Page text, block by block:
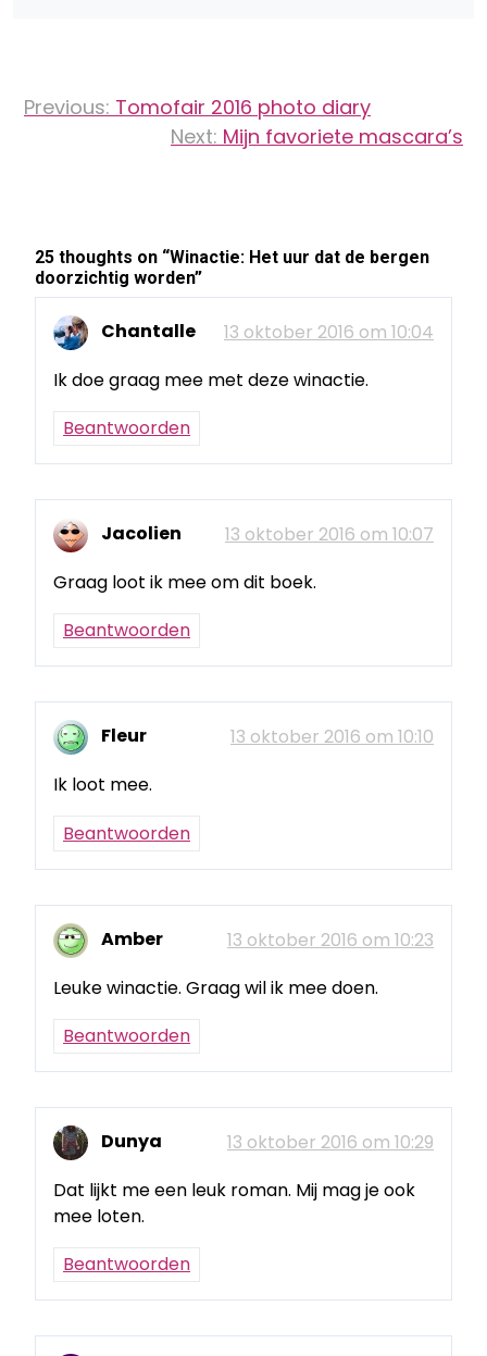
navigatie
Previous: Tomofair 2016 photo diary
Next: Mijn favoriete mascara’s
25 thoughts on “Winactie: Het uur dat de bergen
doorzichtig worden”
Chantalle
13 oktober 2016 om 10:04
Ik doe graag mee met deze winactie.
Beantwoorden
Jacolien
13 oktober 2016 om 10:07
Graag loot ik mee om dit boek.
Beantwoorden
Fleur
13 oktober 2016 om 10:10
Ik loot mee.
Beantwoorden
Amber
13 oktober 2016 om 10:23
Leuke winactie. Graag wil ik mee doen.
Beantwoorden
Dunya
13 oktober 2016 om 10:29
Dat lijkt me een leuk roman. Mij mag je ook
mee loten.
Beantwoorden